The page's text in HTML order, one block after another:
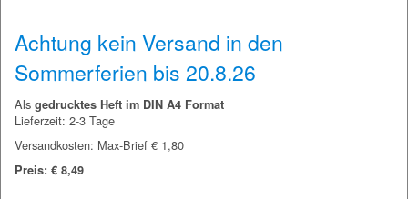
Achtung kein Versand in den
Sommerferien bis 20.8.26
Als gedrucktes Heft im DIN A4 Format
Lieferzeit: 2-3 Tage
Versandkosten: Max-Brief € 1,80
Preis: € 8,49